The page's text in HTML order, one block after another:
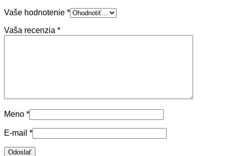
Vaše hodnotenie *
Vaša recenzia *
Meno *
E-mail *